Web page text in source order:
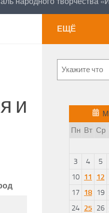
и
ЕЩЁ
Поиск
Пн Вт Ср
3
4 5
10 11 12
17 18 19
24 25 26